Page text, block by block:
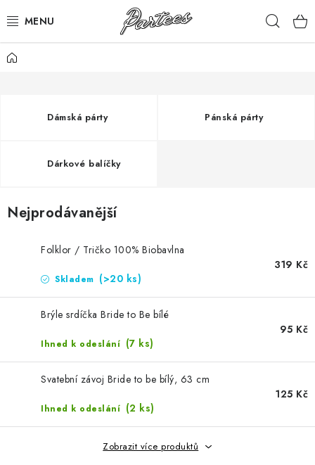
na
ROZLUČKA
VÁNOCE
🖤 SLEVY
KONTAKTY
Jak nakupovat Moje objednávka
Hodnocení obchodu
Potisk textilu
GDPR + cookies
Domů
Dámská párty Pánská párty
Dárkové balíčky
Nejprodávanější
Folklor / Tričko 100% Biobavlna
Skladem (>20 ks)
319 Kč
Brýle srdíčka Bride to Be bílé
Ihned k odeslání (7 ks)
95 Kč
Svatební závoj Bride to be bílý, 63 cm
Ihned k odeslání (2 ks)
125 Kč
Zobrazit více produktů